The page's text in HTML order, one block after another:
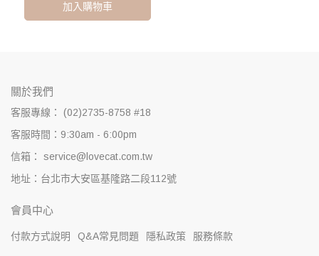
加入購物車
關於我們
客服專線： (02)2735-8758 #18
客服時間：9:30am - 6:00pm
信箱： service@lovecat.com.tw
地址：台北市大安區基隆路二段112號
會員中心
付款方式說明 Q&A常見問題 隱私政策 服務條款